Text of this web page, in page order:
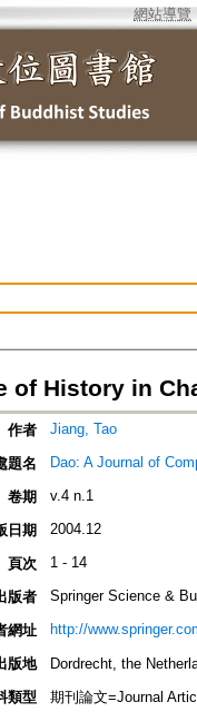
網站導覽
of History in
作者 Jiang, Tao
題名 Dao: A Journal of
卷期 v.4 n.1
日期 2004.12
頁次 1 - 14
版者 Springer Science &
網址 http://
版地
Dordrecht, the
類型
期刊論文=Journal